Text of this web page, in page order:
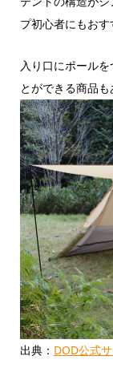
プ初心者にもおす
入り口にポール
とができる商品も
出典： DOD公式